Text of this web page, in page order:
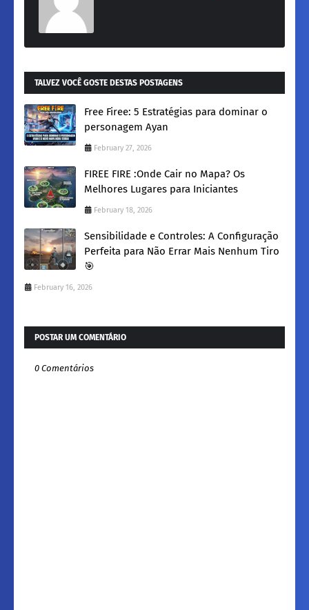
TALVEZ VOCÊ GOSTE DESTAS POSTAGENS
Free Firee: 5 Estratégias para dominar o
personagem Ayan
February 27, 2026
FIREE FIRE :​Onde Cair no Mapa? Os
Melhores Lugares para Iniciantes
February 18, 2026
Sensibilidade e Controles: A Configuração
Perfeita para Não Errar Mais Nenhum Tiro
🎯
February 16, 2026
POSTAR UM COMENTÁRIO
0 Comentários